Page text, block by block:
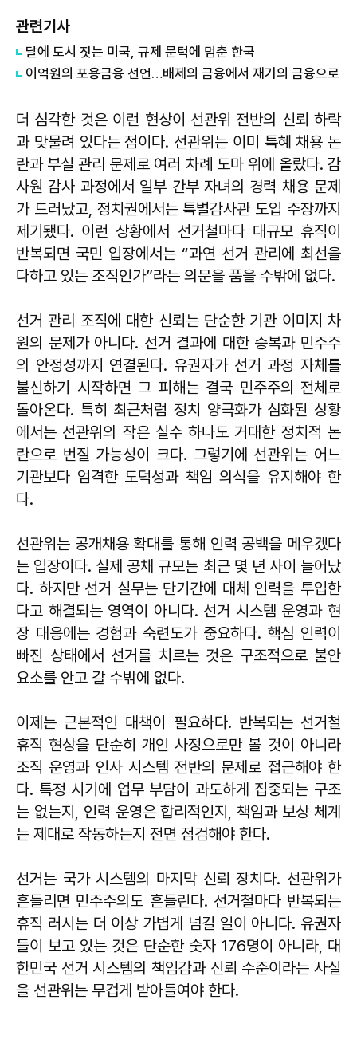
관련기사
달에 도시 짓는 미국, 규제 문턱에 멈춘 한국
이억원의 포용금융 선언…배제의 금융에서 재기의 금융으로
더 심각한 것은 이런 현상이 선관위 전반의 신뢰 하락
과 맞물려 있다는 점이다. 선관위는 이미 특혜 채용 논
란과 부실 관리 문제로 여러 차례 도마 위에 올랐다. 감
사원 감사 과정에서 일부 간부 자녀의 경력 채용 문제
가 드러났고, 정치권에서는 특별감사관 도입 주장까지
제기됐다. 이런 상황에서 선거철마다 대규모 휴직이
반복되면 국민 입장에서는 “과연 선거 관리에 최선을
다하고 있는 조직인가”라는 의문을 품을 수밖에 없다.
선거 관리 조직에 대한 신뢰는 단순한 기관 이미지 차
원의 문제가 아니다. 선거 결과에 대한 승복과 민주주
의 안정성까지 연결된다. 유권자가 선거 과정 자체를
불신하기 시작하면 그 피해는 결국 민주주의 전체로
돌아온다. 특히 최근처럼 정치 양극화가 심화된 상황
에서는 선관위의 작은 실수 하나도 거대한 정치적 논
란으로 번질 가능성이 크다. 그렇기에 선관위는 어느
기관보다 엄격한 도덕성과 책임 의식을 유지해야 한
다.
선관위는 공개채용 확대를 통해 인력 공백을 메우겠다
는 입장이다. 실제 공채 규모는 최근 몇 년 사이 늘어났
다. 하지만 선거 실무는 단기간에 대체 인력을 투입한
다고 해결되는 영역이 아니다. 선거 시스템 운영과 현
장 대응에는 경험과 숙련도가 중요하다. 핵심 인력이
빠진 상태에서 선거를 치르는 것은 구조적으로 불안
요소를 안고 갈 수밖에 없다.
이제는 근본적인 대책이 필요하다. 반복되는 선거철
휴직 현상을 단순히 개인 사정으로만 볼 것이 아니라
조직 운영과 인사 시스템 전반의 문제로 접근해야 한
다. 특정 시기에 업무 부담이 과도하게 집중되는 구조
는 없는지, 인력 운영은 합리적인지, 책임과 보상 체계
는 제대로 작동하는지 전면 점검해야 한다.
선거는 국가 시스템의 마지막 신뢰 장치다. 선관위가
흔들리면 민주주의도 흔들린다. 선거철마다 반복되는
휴직 러시는 더 이상 가볍게 넘길 일이 아니다. 유권자
들이 보고 있는 것은 단순한 숫자 176명이 아니라, 대
한민국 선거 시스템의 책임감과 신뢰 수준이라는 사실
을 선관위는 무겁게 받아들여야 한다.